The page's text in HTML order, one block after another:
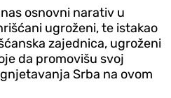
osnovni narativ u
ugroženi, te istakao
zajednica, ugroženi
da promovišu svoj
Srba na ovom